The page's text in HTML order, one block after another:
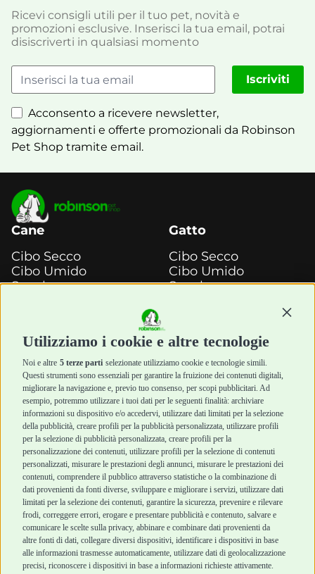
Utilizziamo i cookie e altre tecnologie
Noi e altre 5 terze parti selezionate utilizziamo cookie e tecnologie simili.
Questi strumenti sono essenziali per garantire la fruizione dei contenuti digitali,
migliorare la navigazione e, previo tuo consenso, per scopi pubblicitari. Ad
esempio, potremmo utilizzare i tuoi dati per le seguenti finalità: archiviare
informazioni su dispositivo e/o accedervi, utilizzare dati limitati per la selezione
della pubblicità, creare profili per la pubblicità personalizzata, utilizzare profili
per la selezione di pubblicità personalizzata, creare profili per la
personalizzazione dei contenuti, utilizzare profili per la selezione di contenuti
personalizzati, misurare le prestazioni degli annunci, misurare le prestazioni dei
contenuti, comprendere il pubblico attraverso statistiche o la combinazione di
dati provenienti da fonti diverse, sviluppare e migliorare i servizi, utilizzare dati
limitati per la selezione dei contenuti, garantire la sicurezza, prevenire e rilevare
frodi, correggere errori, erogare e presentare pubblicità e contenuto, salvare e
comunicare le scelte sulla privacy, abbinare e combinare dati provenienti da
altre fonti di dati, collegare diversi dispositivi, identificare i dispositivi in base
alle informazioni trasmesse automaticamente, utilizzare dati di geolocalizzazione
precisi, riconoscere i dispositivi in base a informazioni richieste attivamente.
Ricevi consigli utili per il tuo pet, novità e
promozioni esclusive. Inserisci la tua email, potrai
disiscriverti in qualsiasi momento
Acconsento a ricevere newsletter,
aggiornamenti e offerte promozionali da Robinson
Pet Shop tramite email.
Iscriviti
Cane
Cibo Secco
Cibo Umido
Snack e
Igiene e Pulizia
Accessori
Cani Mini
Top Quality
Gatto
Cibo Secco
Cibo Umido
Snack e
Igiene e Pulizia
Accessori
Top Quality
Robinson Pet Shop
Chi siamo
Punti vendita
Marchi
Blog
Assistenza Robinson
Pet Shop
Offerte
Promozioni
Acquisti sicuri
Termini e condizioni
di vendita
Cashback
Metodi di
pagamento
Recesso e Reso
Spedizioni